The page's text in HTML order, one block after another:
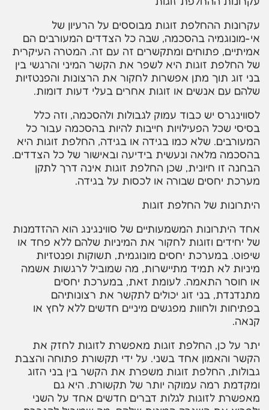
עקרונות ההחלפת זוגות מבוססים על הרעיון של
אי-מונוגמיה בהסכמה, שבה כל הצדדים המעורבים הם
אמיתיים, פתוחים ומתקשרים זה עם זה. המטרה העיקרית
של החלפת זוגות היא לשפר את הקשר המיני והרגשי בין
בני זוג תוך מתן אפשרות לחקור את הרצונות והפנטזיות
שלהם עם אנשים או זוגות אחרים בעלי דעות דומות.
לסווינגרס יש כבוד עמוק לגבולות ולהסכמה, וזה כלל
בסיסי שכל הפעילויות חייבות להיות בהסכמה עבור כל
המעורבים. שלא כמו בגידה או בגידה, החלפת זוגות היא
בהסכמה מלאה ונעשית בידיעה ובאישור של כל הצדדים.
הבחנה זו חיונית, שכן החלפת זוגות אינה דרך לתקן
מערכת יחסים שבורה או לכסות על בגידה.
היתרונות של החלפת זוגות
אחד היתרונות המשמעותיים של סווינגינג הוא ההזדמנות
של יחידים וזוגות לחקור את המיניות שלהם ללא פחד או
שיפוט. במערכת יחסים מונוגמית, תשוקות ופנטזיות
מיניות לא תמיד מתיישרות, מה שמוביל לרגשות אשמה
או חוסר התאמה. לעומת זאת, במערכת יחסים
מתנדנדת, בני זוג יכולים לתקשר את רצונותיהם
בפתיחות ולחוות מפגשים מיניים חדשים ללא לחץ או
קנאה.
יתר על כן, החלפת זוגות מאפשרת לזוגות לחזק את
הקשר והאמון אחד בשני. על ידי תקשורת פתוחה והצבת
גבולות, החלפת זוגות משפרת את הקשר בין בני הזוג
ומקדמת רמה עמוקה יותר של תקשורת. היא גם
מאפשרת לזוגות לגלות דברים חדשים אחד על השני